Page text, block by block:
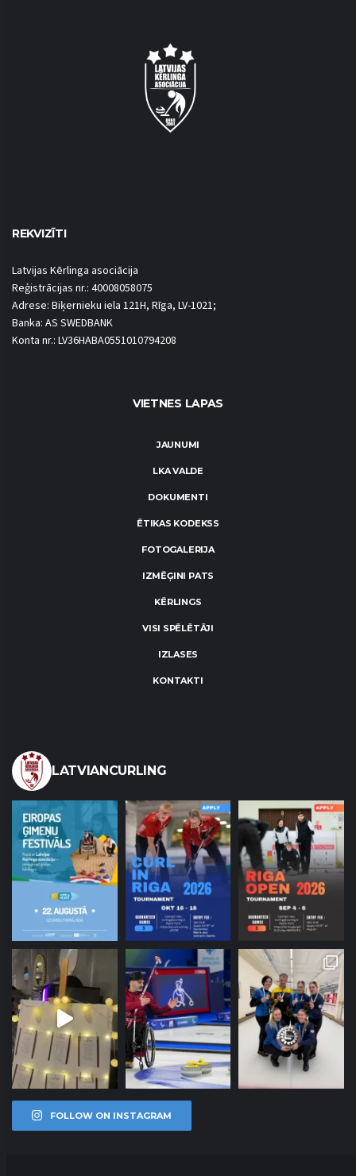
REKVIZĪTI
Latvijas Kērlinga asociācija
Reģistrācijas nr.: 40008058075
Adrese: Biķernieku iela 121H, Rīga, LV-1021;
Banka: AS SWEDBANK
Konta nr.: LV36HABA0551010794208
VIETNES LAPAS
JAUNUMI
LKA VALDE
DOKUMENTI
ĒTIKAS KODEKSS
FOTOGALERIJA
IZMĒĢINI PATS
KĒRLINGS
VISI SPĒLĒTĀJI
IZLASES
KONTAKTI
LATVIANCURLING
FOLLOW ON INSTAGRAM